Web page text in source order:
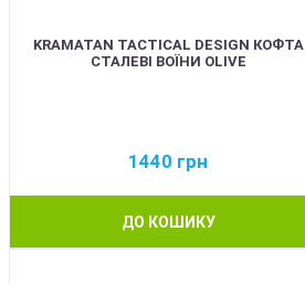
KRAMATAN TACTICAL DESIGN КОФТА
СТАЛЕВІ ВОЇНИ OLIVE
1440 грн
ДО КОШИКУ